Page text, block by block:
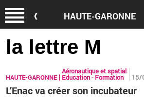
HAUTE-GARONNE
la lettre M
HAUTE-GARONNE
Aéronautique et spatial
Education - Formation 15/
L’Enac va créer son incubateur